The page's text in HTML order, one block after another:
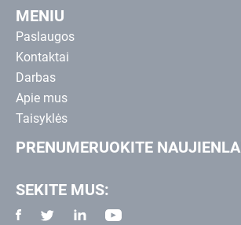
MENIU
Paslaugos
Kontaktai
Darbas
Apie mus
Taisyklės
PRENUMERUOKITE
SEKITE MUS: